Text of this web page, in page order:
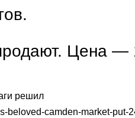
Цена —
решил
beloved-camden-market-put-